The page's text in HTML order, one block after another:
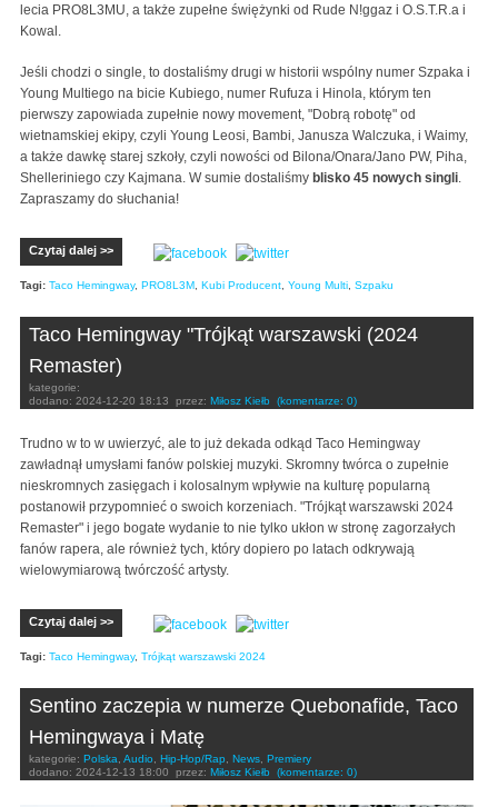
lecia PRO8L3MU, a także zupełne świężynki od Rude N!ggaz i O.S.T.R.a i
Kowal.
Jeśli chodzi o single, to dostaliśmy drugi w historii wspólny numer Szpaka i
Young Multiego na bicie Kubiego, numer Rufuza i Hinola, którym ten
pierwszy zapowiada zupełnie nowy movement, "Dobrą robotę" od
wietnamskiej ekipy, czyli Young Leosi, Bambi, Janusza Walczuka, i Waimy,
a także dawkę starej szkoły, czyli nowości od Bilona/Onara/Jano PW, Piha,
Shelleriniego czy Kajmana. W sumie dostaliśmy blisko 45 nowych singli
Zapraszamy do słuchania!
Czytaj dalej >>
Tagi: Taco Hemingway, PRO8L3M Kubi Producent Young Multi Szpaku
Taco Hemingway "Trójkąt warszawski (2024
Remaster)
kategorie:
dodano: 2024-12-20 18:13 przez: Miłosz Kiełb (komentarze: 0)
Trudno w to w uwierzyć, ale to już dekada odkąd Taco Hemingway
zawładnął umysłami fanów polskiej muzyki. Skromny twórca o zupełnie
nieskromnych zasięgach i kolosalnym wpływie na kulturę popularną
postanowił przypomnieć o swoich korzeniach. "Trójkąt warszawski 2024
Remaster" i jego bogate wydanie to nie tylko ukłon w stronę zagorzałych
fanów rapera, ale również tych, który dopiero po latach odkrywają
wielowymiarową twórczość artysty.
Czytaj dalej >>
Tagi: Taco Hemingway, Trójkąt warszawski 2024
Sentino zaczepia w numerze Quebonafide, Taco
Hemingwaya i Matę
kategorie: Polska Audio Hip-Hop/Rap News Premiery
dodano: 2024-12-13 18:00 przez: Miłosz Kiełb (komentarze: 0)